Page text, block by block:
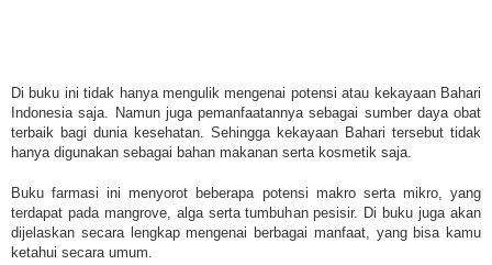
Di buku ini tidak hanya mengulik mengenai potensi atau kekayaan Bahari
Indonesia saja. Namun juga pemanfaatannya sebagai sumber daya obat
terbaik bagi dunia kesehatan. Sehingga kekayaan Bahari tersebut tidak
hanya digunakan sebagai bahan makanan serta kosmetik saja.
Buku farmasi ini menyorot beberapa potensi makro serta mikro, yang
terdapat pada mangrove, alga serta tumbuhan pesisir. Di buku juga akan
dijelaskan secara lengkap mengenai berbagai manfaat, yang bisa kamu
ketahui secara umum.